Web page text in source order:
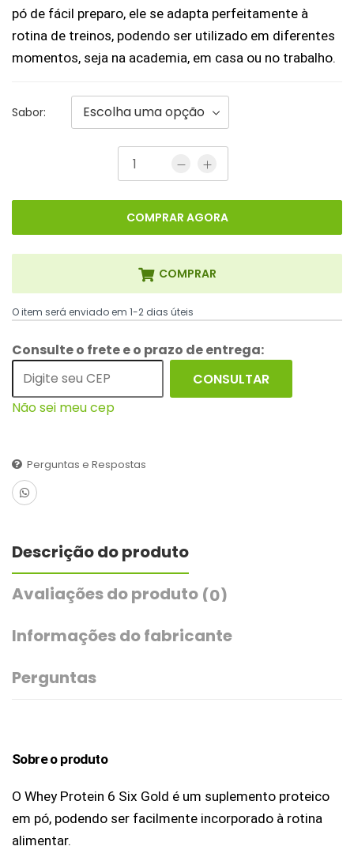
pó de fácil preparo, ele se adapta perfeitamente à
rotina de treinos, podendo ser utilizado em diferentes
momentos, seja na academia, em casa ou no trabalho.
Sabor:
COMPRAR
COMPRAR AGORA
O item será enviado em 1-2 dias úteis
Consulte o frete e o prazo de entrega:
CONSULTAR
Não sei meu cep
Perguntas e Respostas
Descrição do produto
Avaliações do produto (0)
Informações do fabricante
Perguntas
Sobre o produto
O Whey Protein 6 Six Gold é um suplemento proteico
em pó, podendo ser facilmente incorporado à rotina
alimentar.